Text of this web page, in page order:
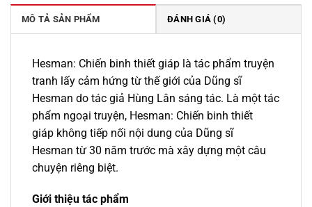
169.000 ₫.
MÔ TẢ SẢN PHẨM ĐÁNH GIÁ (0)
Hesman: Chiến binh thiết giáp là tác phẩm truyện
tranh lấy cảm hứng từ thế giới của Dũng sĩ
Hesman do tác giả Hùng Lân sáng tác. Là một tác
phẩm ngoại truyện, Hesman: Chiến binh thiết
giáp không tiếp nối nội dung của Dũng sĩ
Hesman từ 30 năm trước mà xây dựng một câu
chuyện riêng biệt.
Giới thiệu tác phẩm